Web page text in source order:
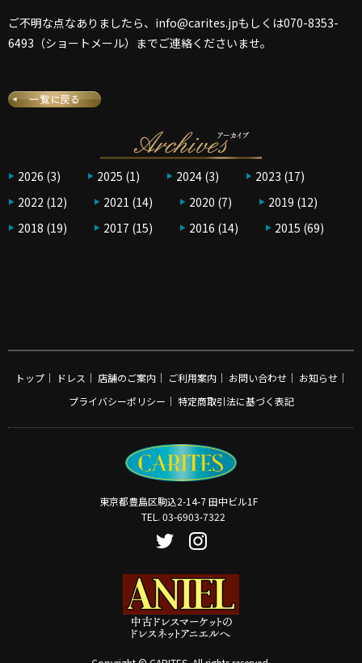
ご不明な点なありましたら、info@carites.jpもしくは070-8353-
6493（ショートメール）までご連絡くださいませ。
2026 (3) 2025 (1) 2024 (3) 2023 (17)
2022 (12) 2021 (14) 2020 (7) 2019 (12)
2018 (19) 2017 (15) 2016 (14) 2015 (69)
トップ｜ ドレス ｜ 店舗のご案内｜ ご利用案内｜ お問い合わせ｜ お知らせ｜
プライバシーポリシー ｜ 特定商取引法に基づく表記
東京都豊島区駒込2-14-7 田中ビル1F
TEL. 03-6903-7322